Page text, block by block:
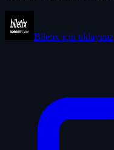
Biletix için tıklayınız